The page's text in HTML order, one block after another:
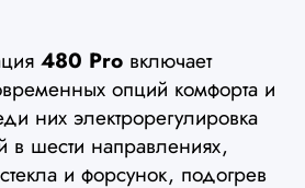
480 Pro включает
опций комфорта и
них электрорегулировка
в шести направлениях,
и форсунок, подогрев